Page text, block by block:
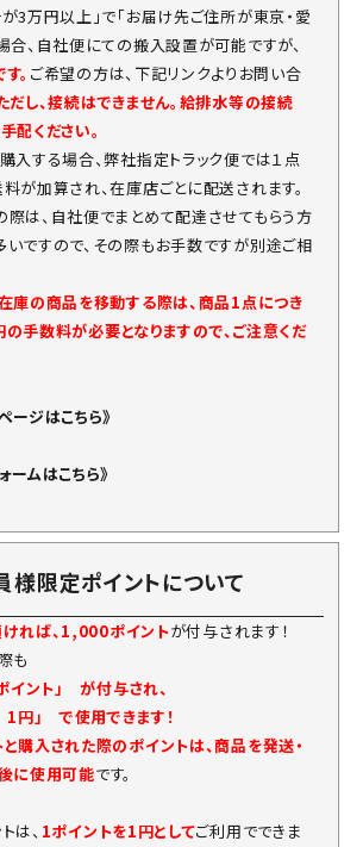
3万円以上」で「お届け先ご住所が東京・愛
合、自社便にての搬入設置が可能ですが、
。 ご希望の方は、下記リンクよりお問い合
だし、接続はできません。給排水等の接続
配ください。
入する場合、弊社指定トラック便では１点
が加算され、在庫店ごとに配送されます。
は、自社便でまとめて配達させてもらう方
ですので、その際もお手数ですが別途ご相
庫の商品を移動する際は、商品1点につき
手数料が必要となりますので、ご注意くだ
ージはこちら》
ームはこちら》
限定ポイントについて
れば、1,000ポイントが付与されます！
も
ント」 が付与され、
」 で使用できます！
購入された際のポイントは、商品を発送・
に使用可能です。
は、 1ポイントを1円としてご利用でできま